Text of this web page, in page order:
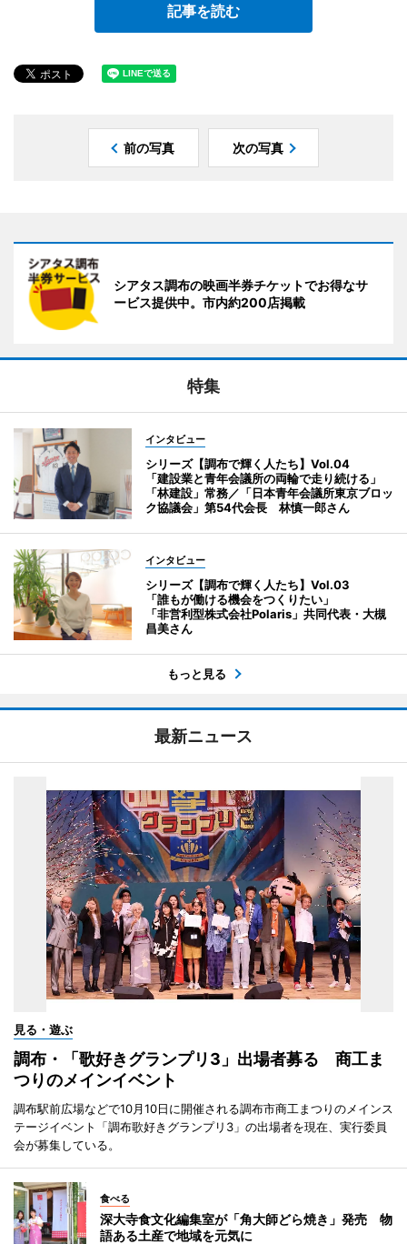
記事を読む
前の写真 次の写真
シアタス調布の映画半券チケットでお得なサ
ービス提供中。市内約200店掲載
特集
インタビュー
シリーズ【調布で輝く人たち】Vol.04
「建設業と青年会議所の両輪で走り続ける」
「林建設」常務／「日本青年会議所東京ブロッ
ク協議会」第54代会長 林慎一郎さん
インタビュー
シリーズ【調布で輝く人たち】Vol.03
「誰もが働ける機会をつくりたい」
「非営利型株式会社Polaris」共同代表・大槻
昌美さん
もっと見る
最新ニュース
見る・遊ぶ
調布・「歌好きグランプリ3」出場者募る 商工ま
つりのメインイベント
調布駅前広場などで10月10日に開催される調布市商工まつりのメインス
テージイベント「調布歌好きグランプリ3」の出場者を現在、実行委員
会が募集している。
食べる
深大寺食文化編集室が「角大師どら焼き」発売 物
語ある土産で地域を元気に